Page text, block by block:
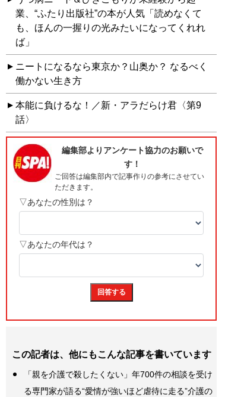
業、“ふたり出版社”の本が人気「読めなくて
も、ほんの一握りの光みたいになってくれれ
ば」
ニートになるなら東京か？山奥か？ なるべく
働かない生き方
本能に負けるな！／新・アラだらけ君〈第9
話〉
この記者は、他にもこんな記事を書いています
「親を介護で殺したくない」年700件の相談を受け
る専門家が語る“愛情が強いほど虐待に走る”介護の